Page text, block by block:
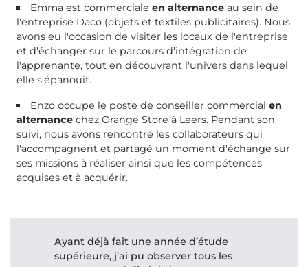
Emma est commercialeen alternance au sein de
l'entreprise Daco (objets et textiles publicitaires). Nous
avons eu l'occasion de visiter les locaux de l'entreprise
et d'échanger sur le parcours d'intégration de
l'apprenante, tout en découvrant l'univers dans lequel
elle s'épanouit.
Enzo occupe le poste de conseiller commercialen
alternancechez Orange Store à Leers. Pendant son
suivi, nous avons rencontré les collaborateurs qui
l'accompagnent et partagé un moment d'échange sur
ses missions à réaliser ainsi que les compétences
acquises et à acquérir.
Ayant déjà fait une année d’étude
supérieure, j’ai pu observer tous les